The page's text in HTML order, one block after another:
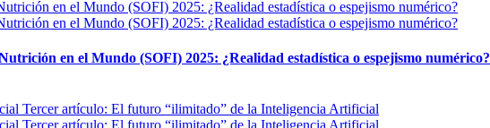
en el Mundo (SOFI) 2025: ¿Realidad estadística o espejismo numérico?